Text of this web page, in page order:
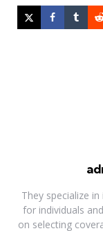
They specialize
for individuals
on selecting